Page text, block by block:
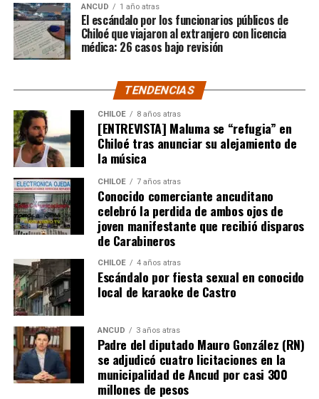
Pero, volviendo al principio, damos curso a una solicitud
imposible de especificar con exactitud pero que un
simple chequeo de los ánimos de la gente, se puede ver
como un anhelo mayúsculo el hecho de que esos casi
$200 millones sean destinados para Dante Jara, el
pequeño de año y medio cuyo padecimiento es el mismo
de Tomás Ross y, por si fuera poco, su padre, Fernando,
emprendió una caminata de Arica a Santiago para
conseguir tal fin. Entonces, ¿quién mejor que Camila
Gómez para ponerse en el lugar de quien comparte su
misma realidad, el Duchenne, salvando las “pequeñas
grandes” diferencias?
Voces al unísono se escuchan y se repiten en redes
sociales, el pedido de donar ese excedente al Dante Jara
resuena desde todo Chiloé, cuna del apoyo recibido por
parte de Camila Gómez, hasta nuestro lejano norte. Es
que, a diferencia del conocido dicho, en este caso, todos
los caminos conducen a… La Moneda y, mientras se
espera ese gesto por parte de la madre del pequeño
Tomás, los pasos siguen quemando los pies de Fernando
en pos de que cada kilómetro recorrido, signifique más
que una llegada a Santiago, un arribo a la cura de su hijo
ANCUD 1 año atras
El escándalo por los funcionarios públicos de
Chiloé que viajaron al extranjero con licencia
médica: 26 casos bajo revisión
TENDENCIAS
CHILOE 8 años atras
[ENTREVISTA] Maluma se “refugia” en
Chiloé tras anunciar su alejamiento de
la música
CHILOE 7 años atras
Conocido comerciante ancuditano
celebró la perdida de ambos ojos de
joven manifestante que recibió disparos
de Carabineros
CHILOE 4 años atras
Escándalo por fiesta sexual en conocido
local de karaoke de Castro
ANCUD 3 años atras
Padre del diputado Mauro González (RN)
se adjudicó cuatro licitaciones en la
municipalidad de Ancud por casi 300
millones de pesos